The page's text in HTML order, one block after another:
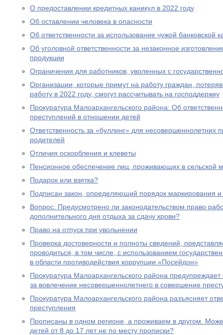
О предоставлении кредитных каникул в 2022 году
Об оставлении человека в опасности
Об ответственности за использование чужой банковской
Об уголовной ответственности за незаконное
продукции
Ограничения для работников, уволенных с
Организации, которые примут на работу граждан,
работу в 2022 году, смогут рассчитывать на господдержку
Прокуратура Малоархангельского района: Об
преступлений в отношении детей
Ответственность за «буллинг» для несовершеннолетних
родителей
Отличия оскорбления и клеветы
Пенсионное обеспечение лиц, проживающих в сельской
Подарок или взятка?
Подписан закон, определяющий порядок маркирования и
Вопрос: Предусмотрено ли законодательством право
дополнительного дня отдыха за сдачу крови?
Право на отпуск при увольнении
Проверка достоверности и полноты сведений,
проводиться, в том числе, с использованием
в области противодействия коррупции «Посейдон»
Прокуратура Малоархангельского района предупреждает
за вовлечение несовершеннолетнего в совершение
Прокуратура Малоархангельского района разъясняет
преступления
Прописаны в одном регионе, а проживаем в другом.
детей от 8 до 17 лет не по месту прописки?